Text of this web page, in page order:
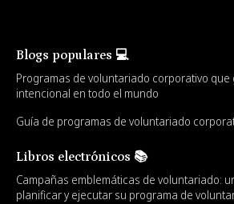
Blogs populares 💻
Programas de voluntariado corporativo
intencional en todo el mundo
Guía de programas de voluntariado
Libros electrónicos 📚
Campañas emblemáticas de voluntariado:
planificar y ejecutar su programa de